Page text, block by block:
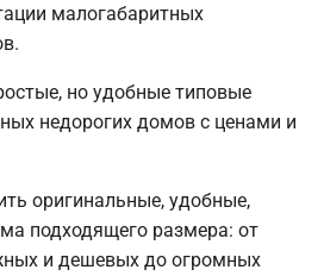
малогабаритных
но удобные типовые
недорогих домов с ценами и
оригинальные, удобные,
подходящего размера: от
и дешевых до огромных